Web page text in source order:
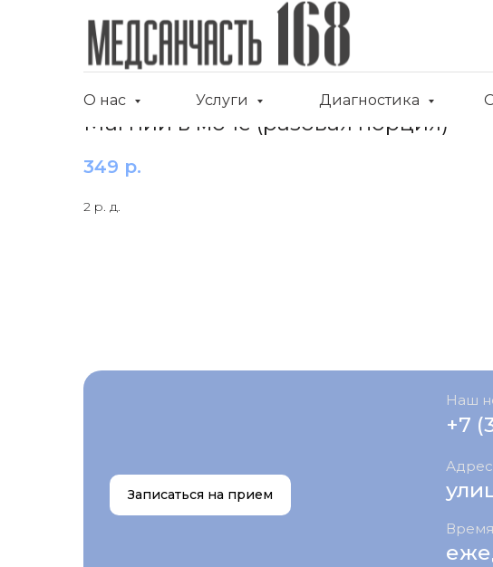
О нас Услуги Диагностика
Магний в моче (разовая порция)
349 р.
2 р. д.
+7
Наш
Записаться на прием